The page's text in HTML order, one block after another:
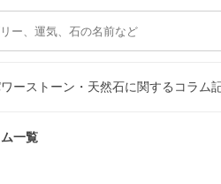
ーストーン・天然石に関するコラム
一覧